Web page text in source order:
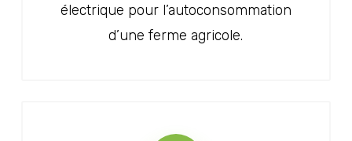
électrique pour l’autoconsommation
d’une ferme agricole.